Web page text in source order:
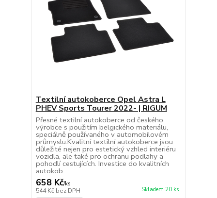
Textilní autokoberce Opel Astra L
PHEV Sports Tourer 2022- | RIGUM
Přesné textilní autokoberce od českého
výrobce s použitím belgického materiálu,
speciálně používaného v automobilovém
průmyslu.Kvalitní textilní autokoberce jsou
důležité nejen pro estetický vzhled interiéru
vozidla, ale také pro ochranu podlahy a
pohodlí cestujících. Investice do kvalitních
autokob...
658 Kč/ks
544 Kč bez DPH Skladem 20 ks